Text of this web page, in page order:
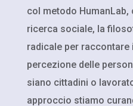
col metodo HumanLab,
ricerca sociale, la
radicale per
percezione delle
siano cittadini o
approccio stiamo